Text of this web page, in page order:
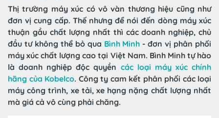
Thị trường máy xúc có vô vàn thương hiệu cũng như
đơn vị cung cấp. Thế nhưng để nói đến dòng máy xúc
thuận gầu chất lượng nhất thì các doanh nghiệp, chủ
đầu tư không thể bỏ qua Bình Minh - đơn vị phân phối
máy xúc chất lượng cao tại Việt Nam. Bình Minh tự hào
là doanh nghiệp độc quyền các loại máy xúc chính
hãng của Kobelco. Công ty cam kết phân phối các loại
máy công trình, xe tải, xe hạng nặng chất lượng nhất
mà giá cả vô cùng phải chăng.